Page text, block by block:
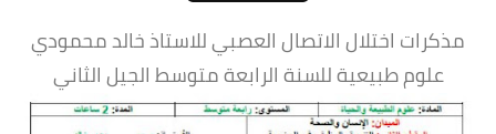
مذكرات اختلال الاتصال العصبي للاستاذ خالد محمودي
علوم طبيعية للسنة الرابعة متوسط الجيل الثاني